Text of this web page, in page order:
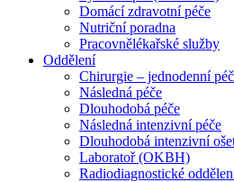
Domácí zdravotní péče
Nutriční poradna
Pracovnělékařské služby
Oddělení
Chirurgie – jednodenní
Následná péče
Dlouhodobá péče
Následná intenzivní péče
Dlouhodobá intenzivní
Laboratoř (OKBH)
Radiodiagnostické